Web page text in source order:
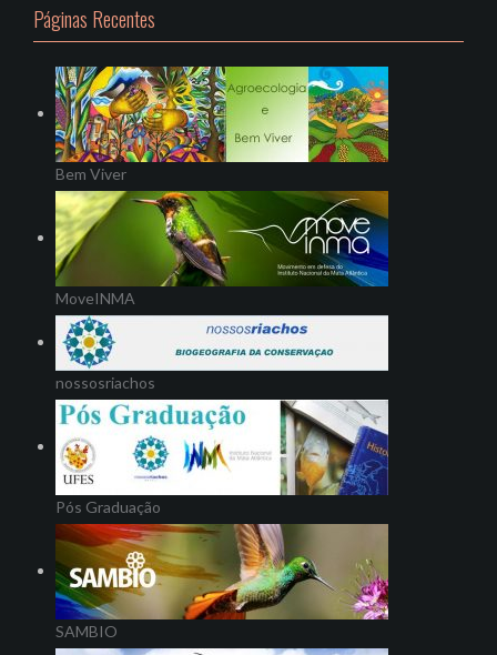
Páginas Recentes
Bem Viver
MoveINMA
nossosriachos
Pós Graduação
SAMBIO